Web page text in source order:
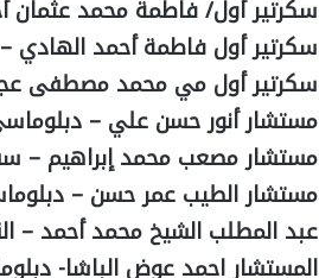
سكرتير أول/ فاطمة محمد عثمان
سكرتير أول فاطمة أحمد الهادي
سكرتير أول مي محمد مصطفى
مستشار أنور حسن علي –
مستشار مصعب محمد إبراهيم –
مستشار الطيب عمر حسن –
عبد المطلب الشيخ محمد أحمد –
المستشار احمد عوض الباشا-